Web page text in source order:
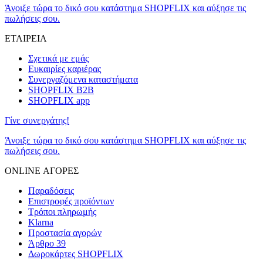
Άνοιξε τώρα το δικό σου κατάστημα SHOPFLIX και αύξησε τις
πωλήσεις σου.
ΕΤΑΙΡΕΙΑ
Σχετικά με εμάς
Ευκαιρίες καριέρας
Συνεργαζόμενα καταστήματα
SHOPFLIX B2B
SHOPFLIX app
Γίνε συνεργάτης!
Άνοιξε τώρα το δικό σου κατάστημα SHOPFLIX και αύξησε τις
πωλήσεις σου.
ONLINE ΑΓΟΡΕΣ
Παραδόσεις
Επιστροφές προϊόντων
Τρόποι πληρωμής
Klarna
Προστασία αγορών
Άρθρο 39
Δωροκάρτες SHOPFLIX